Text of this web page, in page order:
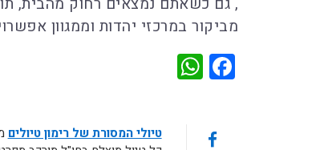
מביקור במרכזי יהדות וממגוון
Facebook
טיולי המסורת של רימון טיולים